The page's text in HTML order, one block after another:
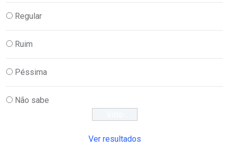
Regular
Ruim
Péssima
Não sabe
Ver resultados